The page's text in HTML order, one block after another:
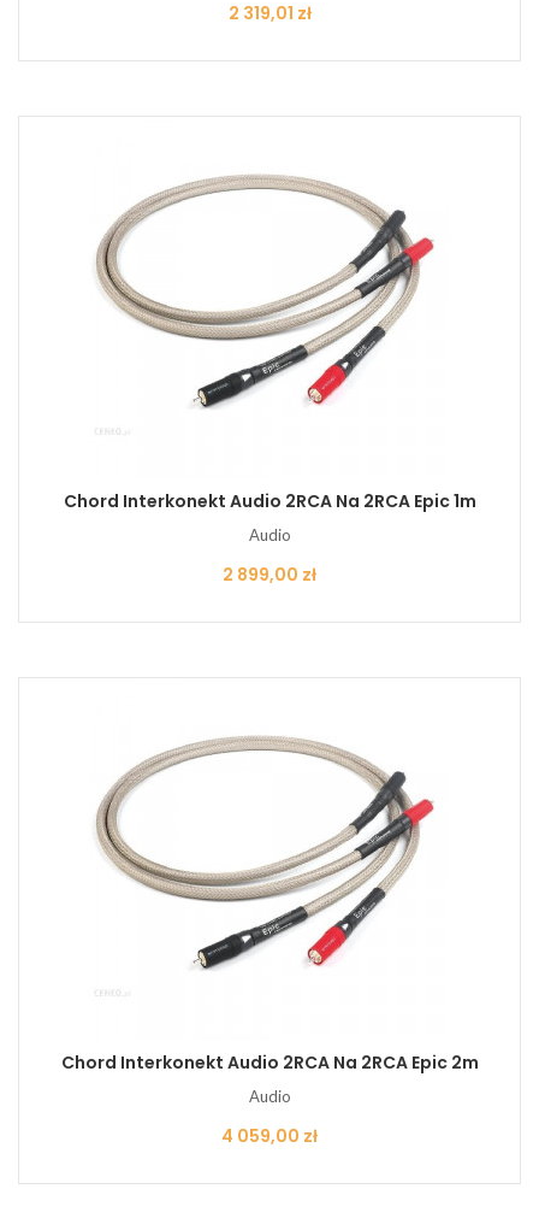
Cena
2 319,01 zł
Chord Interkonekt Audio 2RCA Na 2RCA Epic 1m
Audio
Cena
2 899,00 zł
Chord Interkonekt Audio 2RCA Na 2RCA Epic 2m
Audio
Cena
4 059,00 zł